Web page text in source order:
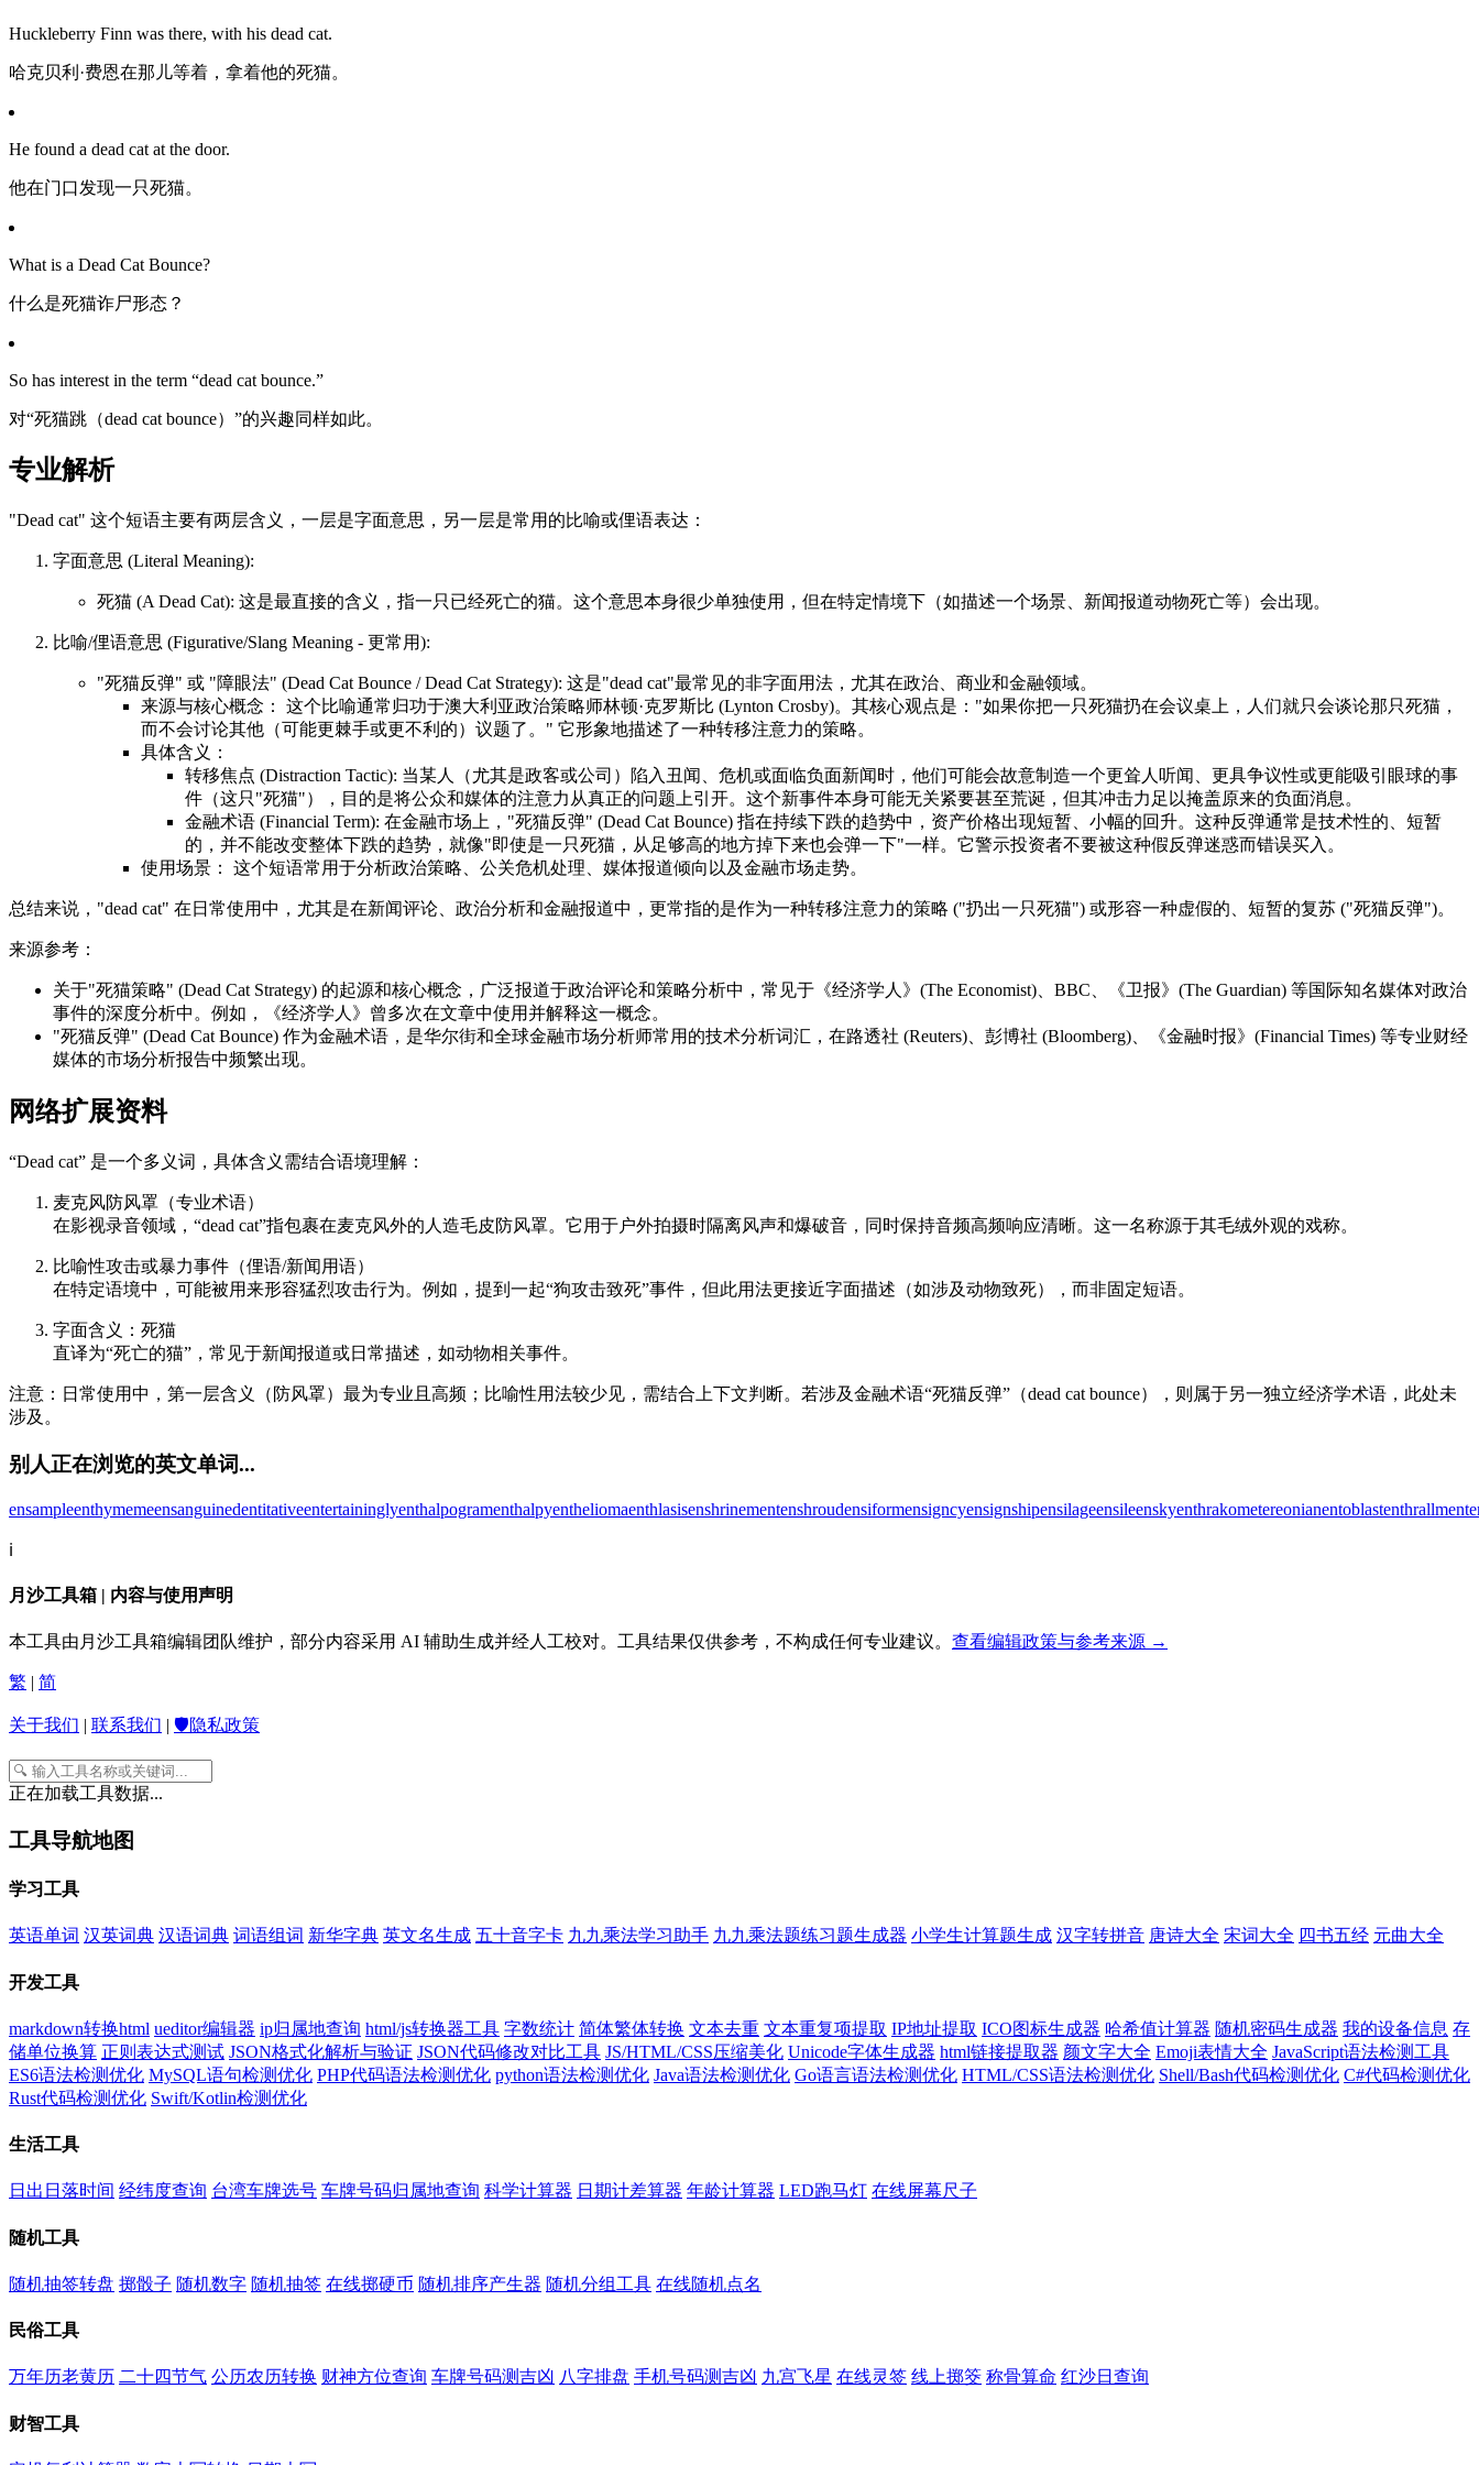
Huckleberry Finn was there, with his dead cat.
哈克贝利·费恩在那儿等着，拿着他的死猫。
He found a dead cat at the door.
他在门口发现一只死猫。
What is a Dead Cat Bounce?
什么是死猫诈尸形态？
So has interest in the term “dead cat bounce.”
对“死猫跳（dead cat bounce）”的兴趣同样如此。
专业解析
"Dead cat" 这个短语主要有两层含义，一层是字面意思，另一层是常用的比喻或俚语表达：
字面意思 (Literal Meaning):
死猫 (A Dead Cat): 这是最直接的含义，指一只已经死亡的猫。这个意思本身很少单独使用，但在特定情境下（如描述一个场景、新闻报道动物死亡等）会出现。
比喻/俚语意思 (Figurative/Slang Meaning - 更常用):
"死猫反弹" 或 "障眼法" (Dead Cat Bounce / Dead Cat Strategy): 这是"dead cat"最常见的非字面用法，尤其在政治、商业和金融领域。
来源与核心概念： 这个比喻通常归功于澳大利亚政治策略师林顿·克罗斯比 (Lynton Crosby)。其核心观点是："如果你把一只死猫扔在会议桌上，人们就只会谈论那只死猫，
而不会讨论其他（可能更棘手或更不利的）议题了。" 它形象地描述了一种转移注意力的策略。
具体含义：
转移焦点 (Distraction Tactic): 当某人（尤其是政客或公司）陷入丑闻、危机或面临负面新闻时，他们可能会故意制造一个更耸人听闻、更具争议性或更能吸引眼球的事
件（这只"死猫"），目的是将公众和媒体的注意力从真正的问题上引开。这个新事件本身可能无关紧要甚至荒诞，但其冲击力足以掩盖原来的负面消息。
金融术语 (Financial Term): 在金融市场上，"死猫反弹" (Dead Cat Bounce) 指在持续下跌的趋势中，资产价格出现短暂、小幅的回升。这种反弹通常是技术性的、短暂
的，并不能改变整体下跌的趋势，就像"即使是一只死猫，从足够高的地方掉下来也会弹一下"一样。它警示投资者不要被这种假反弹迷惑而错误买入。
使用场景： 这个短语常用于分析政治策略、公关危机处理、媒体报道倾向以及金融市场走势。
总结来说，"dead cat" 在日常使用中，尤其是在新闻评论、政治分析和金融报道中，更常指的是作为一种转移注意力的策略 ("扔出一只死猫") 或形容一种虚假的、短暂的复苏 ("死猫反弹")。
来源参考：
关于"死猫策略" (Dead Cat Strategy) 的起源和核心概念，广泛报道于政治评论和策略分析中，常见于《经济学人》(The Economist)、BBC、《卫报》(The Guardian) 等国际知名媒体对政治
事件的深度分析中。例如，《经济学人》曾多次在文章中使用并解释这一概念。
"死猫反弹" (Dead Cat Bounce) 作为金融术语，是华尔街和全球金融市场分析师常用的技术分析词汇，在路透社 (Reuters)、彭博社 (Bloomberg)、《金融时报》(Financial Times) 等专业财经
媒体的市场分析报告中频繁出现。
网络扩展资料
“Dead cat” 是一个多义词，具体含义需结合语境理解：
麦克风防风罩（专业术语）
在影视录音领域，“dead cat”指包裹在麦克风外的人造毛皮防风罩。它用于户外拍摄时隔离风声和爆破音，同时保持音频高频响应清晰。这一名称源于其毛绒外观的戏称。
比喻性攻击或暴力事件（俚语/新闻用语）
在特定语境中，可能被用来形容猛烈攻击行为。例如，提到一起“狗攻击致死”事件，但此用法更接近字面描述（如涉及动物致死），而非固定短语。
字面含义：死猫
直译为“死亡的猫”，常见于新闻报道或日常描述，如动物相关事件。
注意：日常使用中，第一层含义（防风罩）最为专业且高频；比喻性用法较少见，需结合上下文判断。若涉及金融术语“死猫反弹”（dead cat bounce），则属于另一独立经济学术语，此处未
涉及。
别人正在浏览的英文单词...
ensampleenthymemeensanguinedentitativeentertaininglyenthalpogramenthalpyentheliomaenthlasisenshrinementenshroudensiformensigncyensignshipensilageensileenskyenthrakometereonianentoblastenthrallment
ℹ️
月沙工具箱 | 内容与使用声明
本工具由月沙工具箱编辑团队维护，部分内容采用 AI 辅助生成并经人工校对。工具结果仅供参考，不构成任何专业建议。 查看编辑政策与参考来源 →
繁 | 简
关于我们 | 联系我们 | 🛡️隐私政策
正在加载工具数据...
工具导航地图
学习工具
英语单词 汉英词典 汉语词典 词语组词 新华字典 英文名生成 五十音字卡 九九乘法学习助手 九九乘法题练习题生成器 小学生计算题生成 汉字转拼音 唐诗大全 宋词大全 四书五经 元曲大全
开发工具
markdown转换html ueditor编辑器 ip归属地查询 html/js转换器工具 字数统计 简体繁体转换 文本去重 文本重复项提取 IP地址提取 ICO图标生成器 哈希值计算器 随机密码生成器 我的设备信息 存
储单位换算 正则表达式测试 JSON格式化解析与验证 JSON代码修改对比工具 JS/HTML/CSS压缩美化 Unicode字体生成器 html链接提取器 颜文字大全 Emoji表情大全 JavaScript语法检测工具
ES6语法检测优化 MySQL语句检测优化 PHP代码语法检测优化 python语法检测优化 Java语法检测优化 Go语言语法检测优化 HTML/CSS语法检测优化 Shell/Bash代码检测优化 C#代码检测优化
Rust代码检测优化 Swift/Kotlin检测优化
生活工具
日出日落时间 经纬度查询 台湾车牌选号 车牌号码归属地查询 科学计算器 日期计差算器 年龄计算器 LED跑马灯 在线屏幕尺子
随机工具
随机抽签转盘 掷骰子 随机数字 随机抽签 在线掷硬币 随机排序产生器 随机分组工具 在线随机点名
民俗工具
万年历老黄历 二十四节气 公历农历转换 财神方位查询 车牌号码测吉凶 八字排盘 手机号码测吉凶 九宫飞星 在线灵签 线上掷筊 称骨算命 红沙日查询
财智工具